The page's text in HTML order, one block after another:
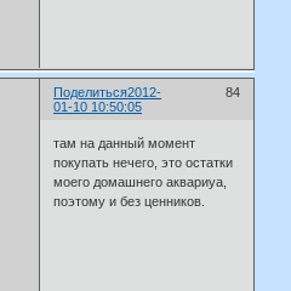
Поделиться 84
2012-
01-10 10:50:05
там на данный момент
покупать нечего, это остатки
моего домашнего аквариуа,
поэтому и без ценников.